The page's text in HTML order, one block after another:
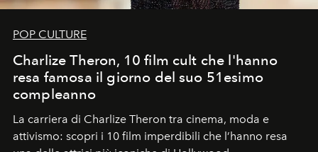
POP CULTURE
Charlize Theron, 10 film cult che l'hanno
resa famosa il giorno del suo 51esimo
compleanno
La carriera di Charlize Theron tra cinema, moda e
attivismo: scopri i 10 film imperdibili che l’hanno resa